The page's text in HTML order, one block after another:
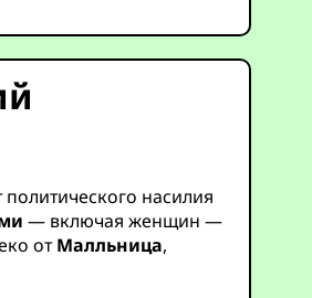
насилия
— включая женщин —
отМалльница,